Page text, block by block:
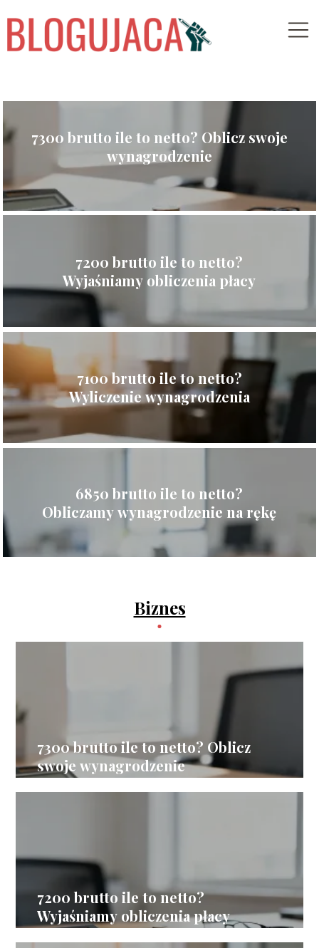
7300 brutto ile to netto? Oblicz swoje
wynagrodzenie
7200 brutto ile to netto?
Wyjaśniamy obliczenia płacy
7100 brutto ile to netto?
Wyliczenie wynagrodzenia
6850 brutto ile to netto?
Obliczamy wynagrodzenie na rękę
Biznes
7300 brutto ile to netto? Oblicz
swoje wynagrodzenie
7200 brutto ile to netto?
Wyjaśniamy obliczenia płacy